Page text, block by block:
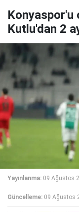
Konyaspor'u
Kutlu'dan 2
Yayınlanma: 09 Ağustos
Güncelleme: 09 Ağustos